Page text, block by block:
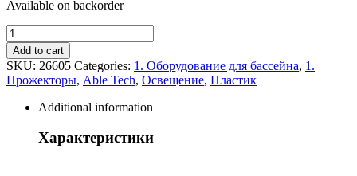
Available on backorder
Прожектор
накладной
E-
Lumen
252
LEDs
AbleTech
Add to cart
SKU: 26605 Categories: 1. Оборудование для бассейна, 1.
Прожекторы, Able Tech, Освещение, Пластик
Additional information
Характеристики